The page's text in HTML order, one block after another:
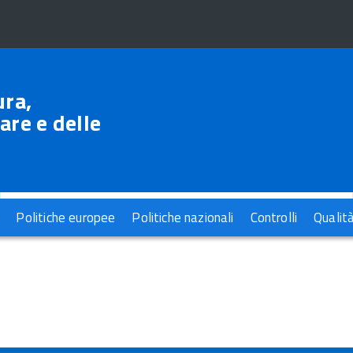
e delle
Politiche europee Politiche nazionali Controlli